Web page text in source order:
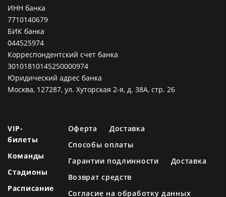
ИНН банка
7710140679
БИК банка
044525974
Корреспондентский счет банка
30101810145250000974
Юридический адрес банка
Москва, 127287, ул. Хуторская 2-я, д. 38А, стр. 26
VIP-
билеты
Команды
Стадионы
Расписание
Оферта
Доставка
Способы оплаты
Гарантии подлинности
Доставка
Возврат средств
Согласие на обработку данных